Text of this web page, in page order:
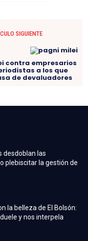
SIGUIENTE
contra empresarios
a los que
de devaluadores
desdoblan las
plebiscitar la gestión de
la belleza de El Bolsón:
y nos interpela